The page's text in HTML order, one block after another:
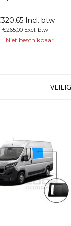
80% verduisterd
Hierdoor kunt u
naar buiten kijken
Incl. btw
€265,00 Excl. btw
Niet beschikbaar